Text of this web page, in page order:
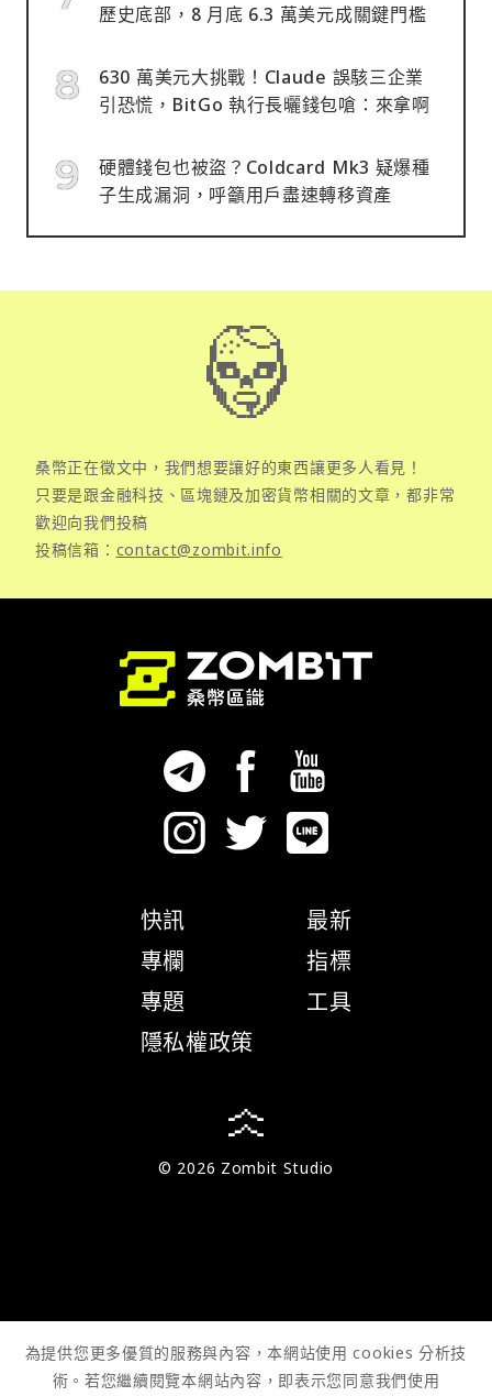
歷史底部，8 月底 6.3 萬美元成關鍵門檻
630 萬美元大挑戰！Claude 誤駭三企業
引恐慌，BitGo 執行長曬錢包嗆：來拿啊
硬體錢包也被盜？Coldcard Mk3 疑爆種
子生成漏洞，呼籲用戶盡速轉移資產
桑幣正在徵文中，我們想要讓好的東西讓更多人看見！
只要是跟金融科技、區塊鏈及加密貨幣相關的文章，都非常
歡迎向我們投稿
投稿信箱： contact@zombit.info
快訊
專欄
專題
隱私權政策
最新
指標
工具
© 2026 Zombit Studio
為提供您更多優質的服務與內容，本網站使用 cookies 分析技
術。若您繼續閱覽本網站內容，即表示您同意我們使用